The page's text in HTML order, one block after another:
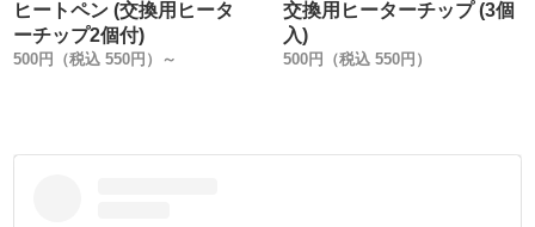
・
ー糸の太さ・長さ・構成ー
ヒートペン (交換用ヒータ
ーチップ2個付)
500円（税込 550円）～
交換用ヒーターチップ (3個
入)
500円（税込 550円）